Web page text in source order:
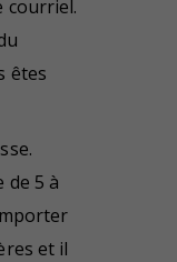
courriel.
êtes
de 5 à
et il